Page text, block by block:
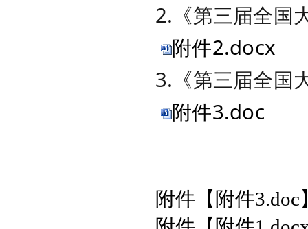
2.《第三届全国
附件2.docx
3.《第三届全国
附件3.doc
附件【 附件3.doc